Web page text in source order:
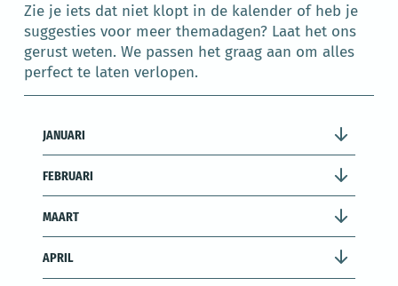
Zie je iets dat niet klopt in de kalender of heb je
suggesties voor meer themadagen? Laat het ons
gerust weten. We passen het graag aan om alles
perfect te laten verlopen.
JANUARI
FEBRUARI
MAART
APRIL